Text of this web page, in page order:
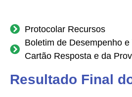
Protocolar Recursos
Boletim de Desempenho
Cartão Resposta e da
Resultado Final